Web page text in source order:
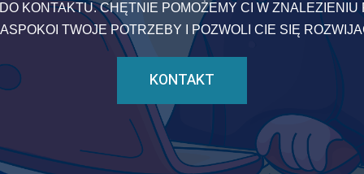
KONTAKTU. CHĘTNIE POMOŻEMY CI W ZNALEZIENIU
TWOJE POTRZEBY I POZWOLI CIE SIĘ
KONTAKT